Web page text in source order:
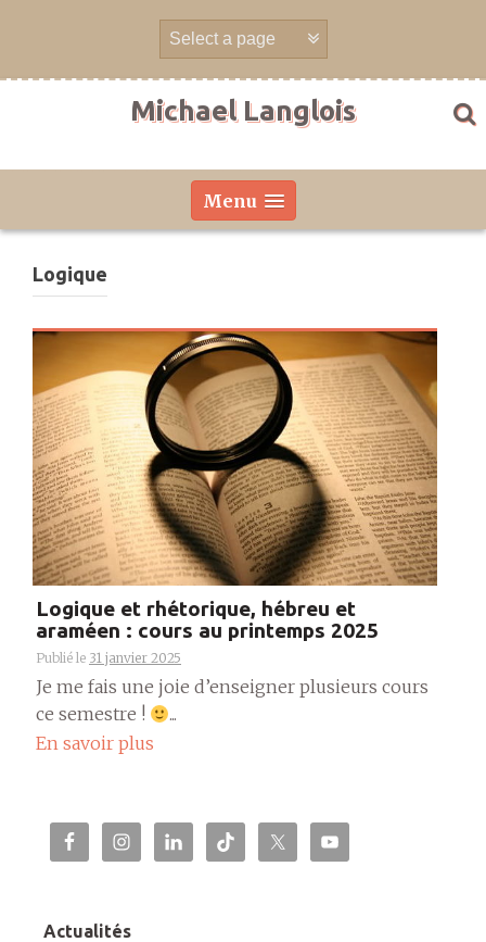
Michael Langlois
Menu
Logique
Logique et rhétorique, hébreu et
araméen : cours au printemps 2025
Publié le 31 janvier 2025
Je me fais une joie d’enseigner plusieurs cours
ce semestre !
...
En savoir plus
Actualités